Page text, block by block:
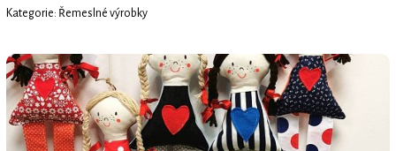
Kategorie: Řemeslné výrobky